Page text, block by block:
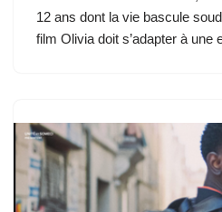
12 ans dont la vie bascule
film Olivia doit s’adapter à